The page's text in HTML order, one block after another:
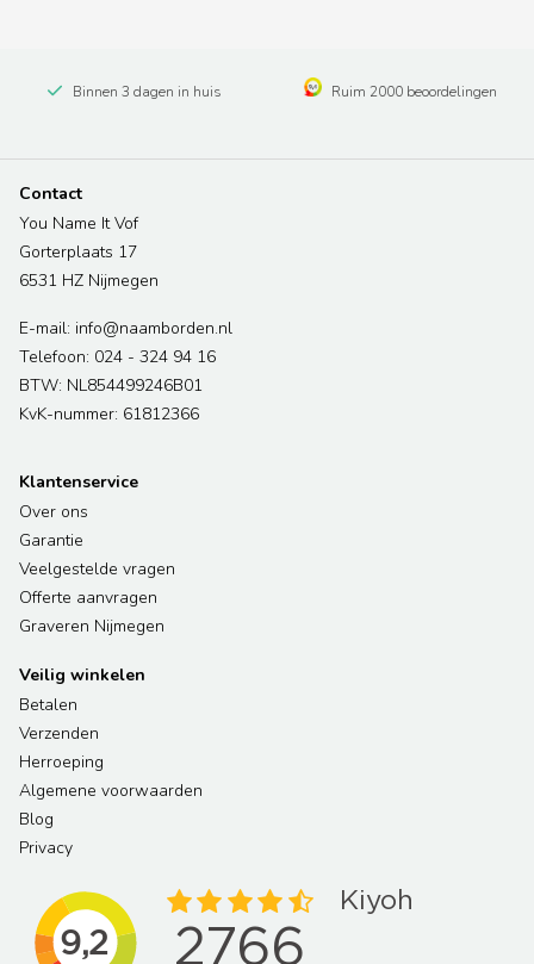
Binnen 3 dagen in huis Ruim 2000 beoordelingen
Contact
You Name It Vof
Gorterplaats 17
6531 HZ Nijmegen
E-mail: info@naamborden.nl
Telefoon: 024 - 324 94 16
BTW: NL854499246B01
KvK-nummer: 61812366
Klantenservice
Over ons
Garantie
Veelgestelde vragen
Offerte aanvragen
Graveren Nijmegen
Veilig winkelen
Betalen
Verzenden
Herroeping
Algemene voorwaarden
Blog
Privacy